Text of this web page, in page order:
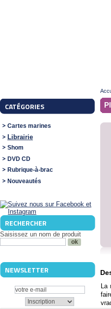
CATÉGORIES
Cartes marines
Librairie
Shom
DVD CD
Rubrique-à-brac
Nouveautés
RECHERCHER
Saisissez un nom de produit
NEWSLETTER
La